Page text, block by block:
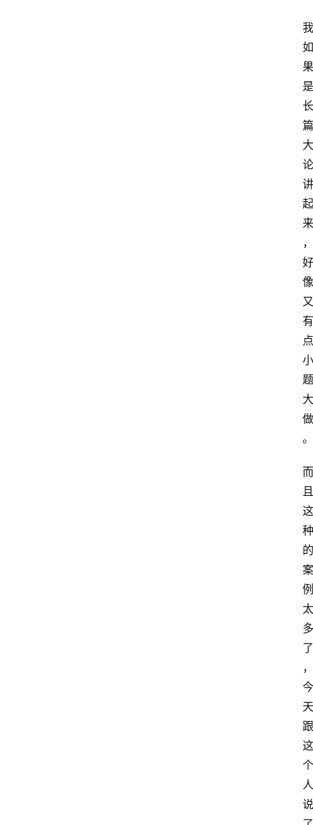
我
如
果
是
长
篇
大
论
讲
起
来
，
好
像
又
有
点
小
题
大
做
。
而
且
这
种
的
案
例
太
多
了
，
今
天
跟
这
个
人
说